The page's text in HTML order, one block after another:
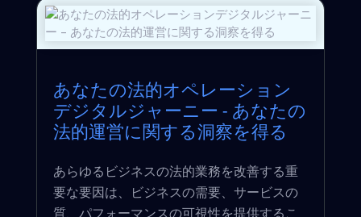
あなたの法的オペレーション
デジタルジャーニー - あなたの
法的運営に関する洞察を得る
あらゆるビジネスの法的業務を改善する重
要な要因は、ビジネスの需要、サービスの
質、パフォーマンスの可視性を提供するこ